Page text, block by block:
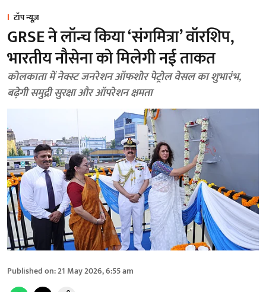
टॉप न्यूज़
GRSE ने लॉन्च किया ‘संगमित्रा’ वॉरशिप,
भारतीय नौसेना को मिलेगी नई ताकत
कोलकाता में नेक्स्ट जनरेशन ऑफशोर पेट्रोल वेसल का शुभारंभ,
बढ़ेगी समुद्री सुरक्षा और ऑपरेशन क्षमता
Published on:21 May 2026, 6:55 am